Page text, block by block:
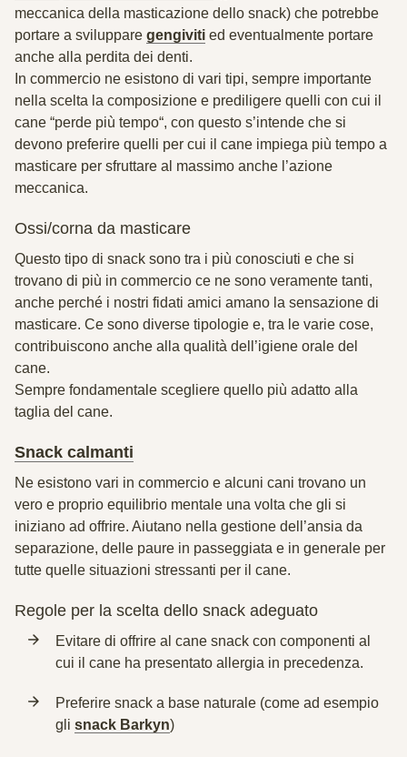
meccanica della masticazione dello snack) che potrebbe
portare a sviluppare gengiviti ed eventualmente portare
anche alla perdita dei denti.
In commercio ne esistono di vari tipi, sempre importante
nella scelta la composizione e prediligere quelli con cui il
cane “perde più tempo“, con questo s’intende che si
devono preferire quelli per cui il cane impiega più tempo a
masticare per sfruttare al massimo anche l’azione
meccanica.
Ossi/corna da masticare
Questo tipo di snack sono tra i più conosciuti e che si
trovano di più in commercio ce ne sono veramente tanti,
anche perché i nostri fidati amici amano la sensazione di
masticare. Ce sono diverse tipologie e, tra le varie cose,
contribuiscono anche alla qualità dell’igiene orale del
cane.
Sempre fondamentale scegliere quello più adatto alla
taglia del cane.
Snack calmanti
Ne esistono vari in commercio e alcuni cani trovano un
vero e proprio equilibrio mentale una volta che gli si
iniziano ad offrire. Aiutano nella gestione dell’ansia da
separazione, delle paure in passeggiata e in generale per
tutte quelle situazioni stressanti per il cane.
Regole per la scelta dello snack adeguato
Evitare di offrire al cane snack con componenti al
cui il cane ha presentato allergia in precedenza.
Preferire snack a base naturale (come ad esempio
gli snack Barkyn)